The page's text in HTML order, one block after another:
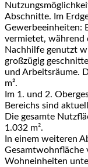
Abschnitte. Im
Gewerbeeinheiten:
vermietet, während
Nachhilfe genutzt
großzügig
und Arbeitsräume.
m².
Im 1. und 2.
Bereichs sind
Die gesamte
1.032 m².
In einem weiteren
Gesamtwohnfläche
Wohneinheiten